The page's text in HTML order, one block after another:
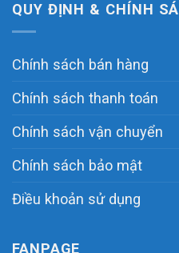
QUY ĐỊNH & CHÍNH
Chính sách bán hàng
Chính sách thanh toán
Chính sách vận chuyển
Chính sách bảo mật
Điều khoản sử dụng
FANPAGE